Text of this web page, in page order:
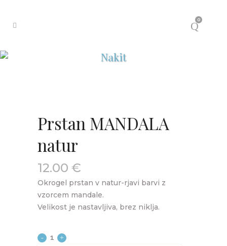
0
Nakit
Prstan MANDALA
natur
12.00 €
Okrogel prstan v natur-rjavi barvi z
vzorcem mandale.
Velikost je nastavljiva, brez niklja.